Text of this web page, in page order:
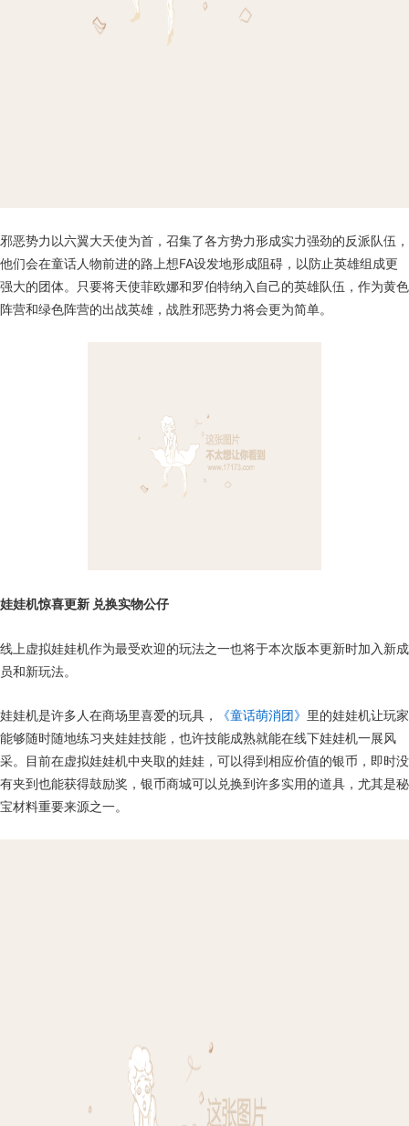
邪恶势力以六翼大天使为首，召集了各方势力形成实力强劲的反派队伍，
他们会在童话人物前进的路上想FA设发地形成阻碍，以防止英雄组成更
强大的团体。只要将天使菲欧娜和罗伯特纳入自己的英雄队伍，作为黄色
阵营和绿色阵营的出战英雄，战胜邪恶势力将会更为简单。
娃娃机惊喜更新 兑换实物公仔
线上虚拟娃娃机作为最受欢迎的玩法之一也将于本次版本更新时加入新成
员和新玩法。
娃娃机是许多人在商场里喜爱的玩具， 《童话萌消团》 里的娃娃机让玩家
能够随时随地练习夹娃娃技能，也许技能成熟就能在线下娃娃机一展风
采。目前在虚拟娃娃机中夹取的娃娃，可以得到相应价值的银币，即时没
有夹到也能获得鼓励奖，银币商城可以兑换到许多实用的道具，尤其是秘
宝材料重要来源之一。